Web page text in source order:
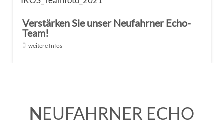
Verstärken Sie unser Neufahrner Echo-
Team!
weitere Infos
NEUFAHRNER ECHO